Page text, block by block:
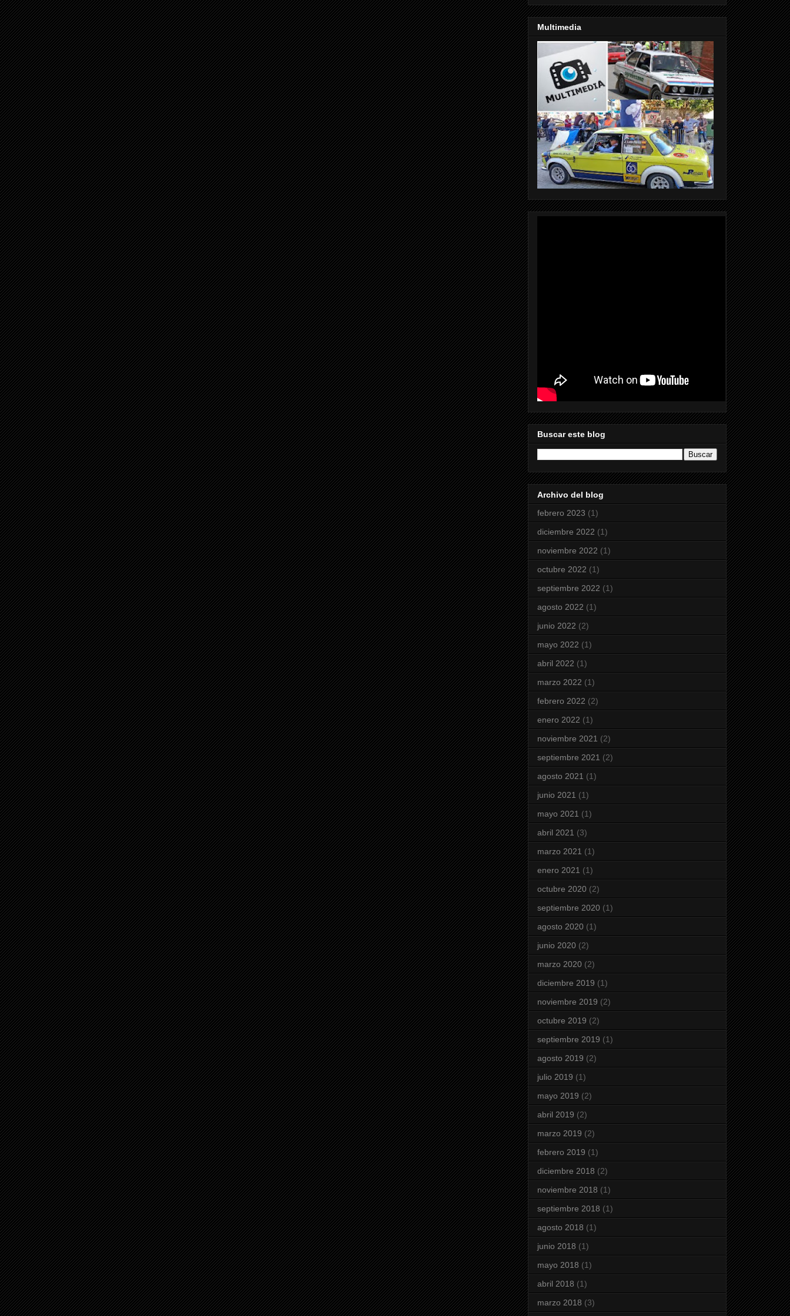
Multimedia
Buscar este blog
Archivo del blog
febrero 2023 (1)
diciembre 2022 (1)
noviembre 2022 (1)
octubre 2022 (1)
septiembre 2022 (1)
agosto 2022 (1)
junio 2022 (2)
mayo 2022 (1)
abril 2022 (1)
marzo 2022 (1)
febrero 2022 (2)
enero 2022 (1)
noviembre 2021 (2)
septiembre 2021 (2)
agosto 2021 (1)
junio 2021 (1)
mayo 2021 (1)
abril 2021 (3)
marzo 2021 (1)
enero 2021 (1)
octubre 2020 (2)
septiembre 2020 (1)
agosto 2020 (1)
junio 2020 (2)
marzo 2020 (2)
diciembre 2019 (1)
noviembre 2019 (2)
octubre 2019 (2)
septiembre 2019 (1)
agosto 2019 (2)
julio 2019 (1)
mayo 2019 (2)
abril 2019 (2)
marzo 2019 (2)
febrero 2019 (1)
diciembre 2018 (2)
noviembre 2018 (1)
septiembre 2018 (1)
agosto 2018 (1)
junio 2018 (1)
mayo 2018 (1)
abril 2018 (1)
marzo 2018 (3)